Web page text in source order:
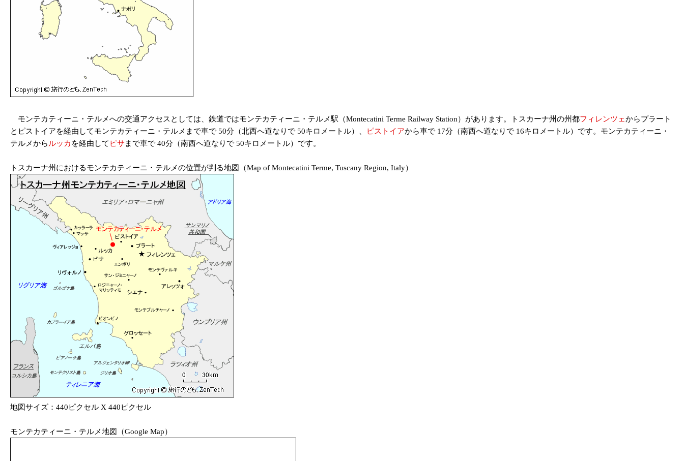
モンテカティーニ・テルメへの交通アクセスとしては、鉄道ではモンテカティーニ・テルメ駅（Montecatini Terme Railway Station）があります。トスカーナ州の州都フィレンツェからプラート
とピストイアを経由してモンテカティーニ・テルメまで車で 50分（北西へ道なりで 50キロメートル）、
ピストイアから車で 17分（南西へ道なりで 16キロメートル）です。モンテカティーニ・
テルメから ルッカ を経由して ピサ まで車で 40分（南西へ道なりで 50キロメートル）です。
トスカーナ州におけるモンテカティーニ・テルメの位置が判る地図（Map of Montecatini Terme, Tuscany Region, Italy）
地図サイズ：440ピクセル X 440ピクセル
モンテカティーニ・テルメ地図（Google Map）